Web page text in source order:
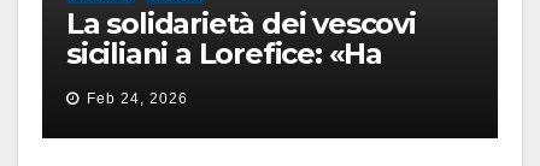
La solidarietà dei vescovi
siciliani a Lorefice: «Ha
difeso il valore e la dignità
dell’umanità»
Feb 24, 2026